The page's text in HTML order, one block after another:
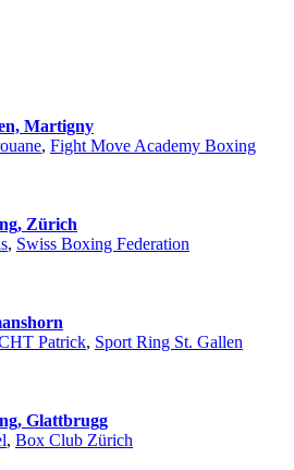
Martigny
, Fight Move Academy Boxing
Zürich
, Swiss Boxing Federation
Patrick, Sport Ring St. Gallen
Glattbrugg
, Box Club Zürich